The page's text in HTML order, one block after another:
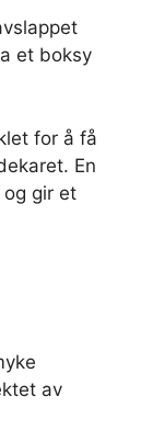
et boksy
for å få
En
gir et
av